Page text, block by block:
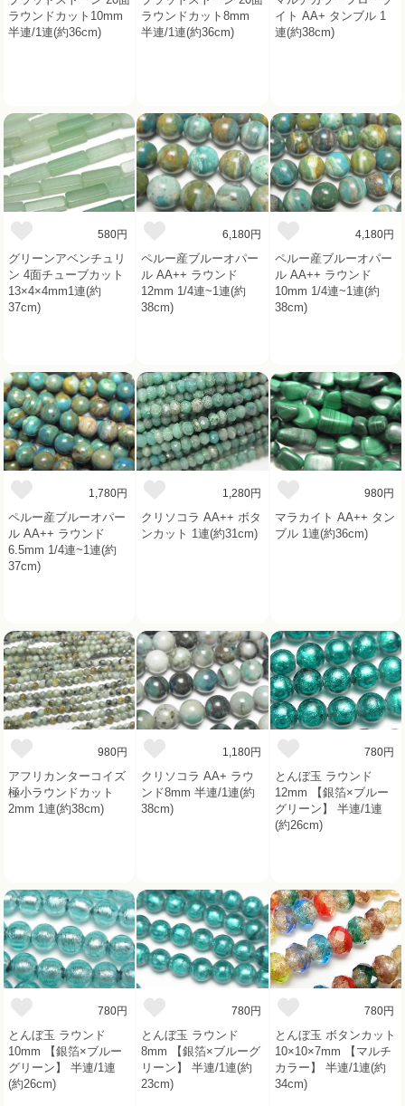
ラウンドカット10mm
半連/1連(約36cm)
ラウンドカット8mm
半連/1連(約36cm)
イト AA+ タンブル 1
連(約38cm)
580円
グリーンアベンチュリ
ン 4面チューブカット
13×4×4mm1連(約
37cm)
6,180円
ペルー産ブルーオパー
ル AA++ ラウンド
12mm 1/4連~1連(約
38cm)
4,180円
ペルー産ブルーオパー
ル AA++ ラウンド
10mm 1/4連~1連(約
38cm)
1,780円
ペルー産ブルーオパー
ル AA++ ラウンド
6.5mm 1/4連~1連(約
37cm)
1,280円
クリソコラ AA++ ボタ
ンカット 1連(約31cm)
980円
マラカイト AA++ タン
ブル 1連(約36cm)
980円
アフリカンターコイズ
極小ラウンドカット
2mm 1連(約38cm)
1,180円
クリソコラ AA+ ラウ
ンド8mm 半連/1連(約
38cm)
780円
とんぼ玉 ラウンド
12mm 【銀箔×ブルー
グリーン】 半連/1連
(約26cm)
780円
とんぼ玉 ラウンド
10mm 【銀箔×ブルー
グリーン】 半連/1連
(約26cm)
780円
とんぼ玉 ラウンド
8mm 【銀箔×ブルーグ
リーン】 半連/1連(約
23cm)
780円
とんぼ玉 ボタンカット
10×10×7mm 【マルチ
カラー】 半連/1連(約
34cm)